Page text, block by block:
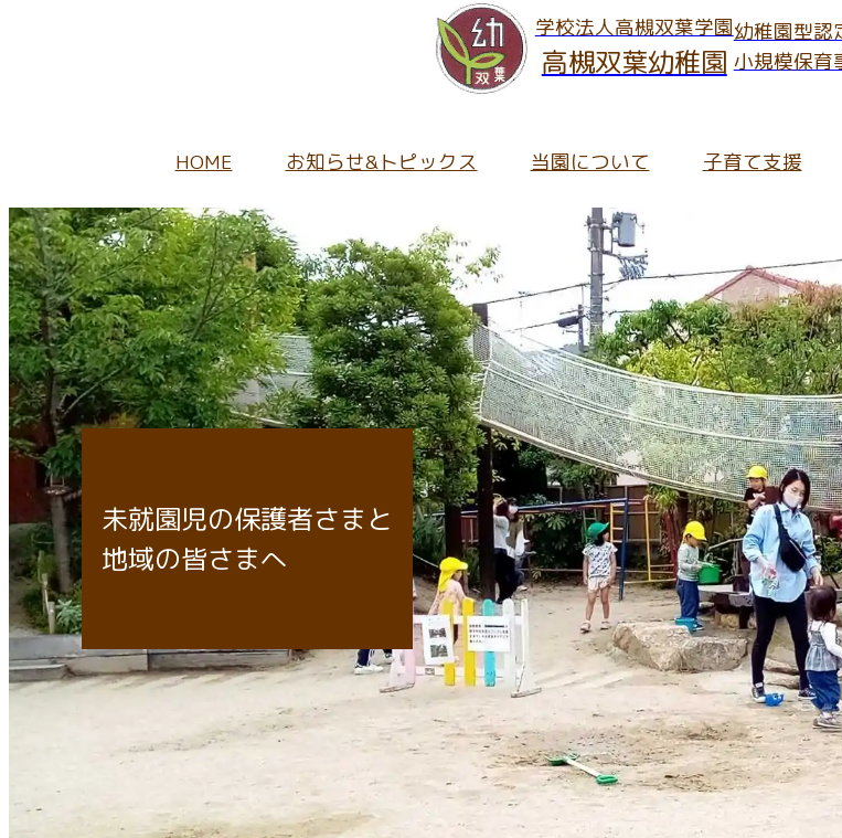
学校法人高槻双葉学園
高槻双葉幼稚園
幼稚園型認
小規模保育
HOME お知らせ&トピックス
園からのお知らせ
ふたば通信
未就園児と地域の
子育て支援のお知らせ
入園に関するInformation
キッ
ふたば
ふた
当園について
当園のご案内
教育理念
園長メッセージ
園の概要
当園のあゆみ
アクセス
在園児向け提出書類
情報公開
個人情報保護方針
保育
園で
園
主
給
子育て支援
未就園児の保護者さま
地域の皆さま向け
未就園児と地域の
子育て支援のお知らせ
未就園児預かり事業「スマイル」
子育て支援室
たねっこルーム / つちっこルーム
園庭開放/園庭ピクニック/
子育て相談
在園
保
預
子
幼稚園へのご入園
入園に関するInformation
募集要項
入園について
入園までの手続きフロー
入園に関する費用/諸費用
開園時間/教育時間
給食について
送迎バスコース案内
未就
入園
入園
キッズルームだより
1日の流れ
キッズルーム入園のご案内
キッズルームふたばについてのよくあるご質問
キッズルームふたばの見学お申し込み・お問い
採用情報Information
正職員募集要項
パート・アルバイト募集要項
当園の特長
採用についてのよくあるご質問
教職員採用のご応募・お問い合わせについて
保育内容について
持ち物について
給食について
入園について
キッズルームふたばについて
採用について
未就園児の保護者さまと
地域の皆さまへ